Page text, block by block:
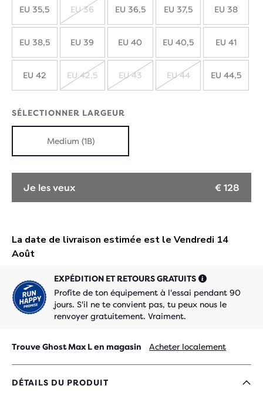
EU 35,5 EU 36 EU 36,5 EU 37,5 EU 38
EU 38,5 EU 39 EU 40 EU 40,5 EU 41
EU 42
ÉPUISÉ
EU 42,5
ÉPUISÉ
EU 43 EU 44 EU 44,5
SÉLECTIONNER LARGEUR
Medium (1B)
Je les veux € 128
EXPÉDITION ET RETOURS GRATUITS
Profite de ton équipement à l'essai pendant 90
jours. S'il ne te convient pas, tu peux nous le
renvoyer gratuitement. Vraiment.
Trouve Ghost Max L en magasin Acheter localement
DÉTAILS DU PRODUIT